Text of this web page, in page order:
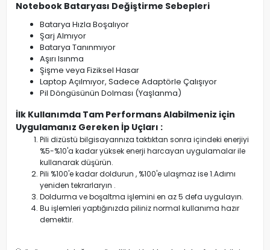
Notebook Bataryası Değiştirme Sebepleri
Batarya Hızla Boşalıyor
Şarj Almıyor
Batarya Tanınmıyor
Aşırı Isınma
Şişme veya Fiziksel Hasar
Laptop Açılmıyor, Sadece Adaptörle Çalışıyor
Pil Döngüsünün Dolması (Yaşlanma)
İlk Kullanımda Tam Performans Alabilmeniz için
Uygulamanız Gereken İp Uçları :
Pili dizüstü bilgisayarınıza taktıktan sonra içindeki enerjiyi
%5-%10'a kadar yüksek enerji harcayan uygulamalar ile
kullanarak düşürün.
Pili %100'e kadar doldurun , %100'e ulaşmaz ise 1.Adımı
yeniden tekrarlaryın .
Doldurma ve boşaltma işlemini en az 5 defa uygulayın.
Bu işlemleri yaptığınızda piliniz normal kullanıma hazır
demektir.